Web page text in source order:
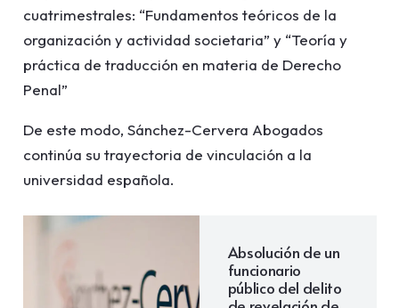
cuatrimestrales: “Fundamentos teóricos de la
organización y actividad societaria” y “Teoría y
práctica de traducción en materia de Derecho
Penal”
De este modo, Sánchez-Cervera Abogados
continúa su trayectoria de vinculación a la
universidad española.
Absolución de un
funcionario
público del delito